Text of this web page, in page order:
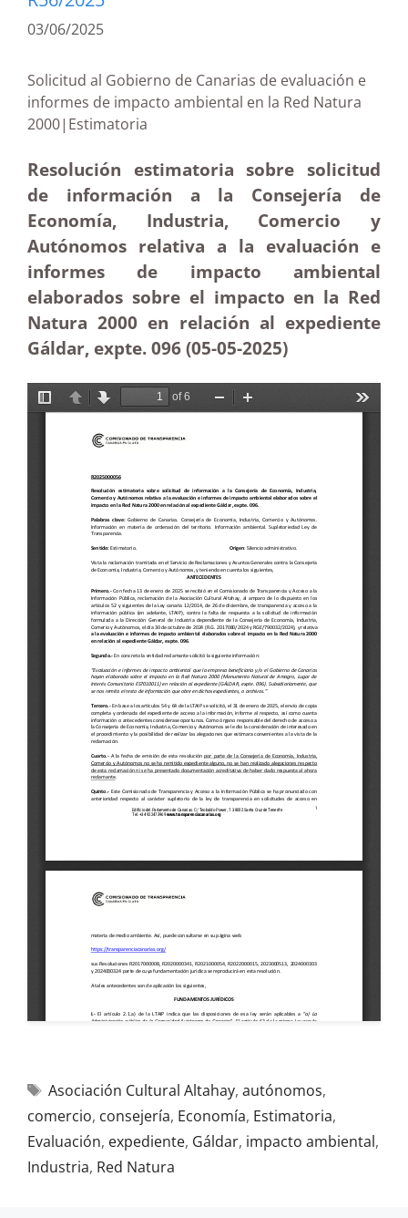
03/06/2025
Solicitud al Gobierno de Canarias de evaluación e
informes de impacto ambiental en la Red Natura
2000|Estimatoria
Resolución estimatoria sobre solicitud
de información a la Consejería de
Economía, Industria, Comercio y
Autónomos relativa a la evaluación e
informes de impacto ambiental
elaborados sobre el impacto en la Red
Natura 2000 en relación al expediente
Gáldar, expte. 096 (05-05-2025)
Asociación Cultural Altahay, autónomos,
comercio, consejería, Economía, Estimatoria,
Evaluación, expediente, Gáldar, impacto ambiental,
Industria, Red Natura